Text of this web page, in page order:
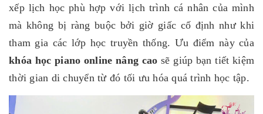
xếp lịch học phù hợp với lịch trình cá nhân của mình
mà không bị ràng buộc bởi giờ giấc cố định như khi
tham gia các lớp học truyền thống. Ưu điểm này của
khóa học piano online nâng cao sẽ giúp bạn tiết kiệm
thời gian di chuyển từ đó tối ưu hóa quá trình học tập.